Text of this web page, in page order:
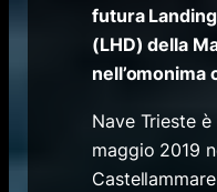
futura
(LHD) della
nell’omonima
Nave Trieste
maggio 2019